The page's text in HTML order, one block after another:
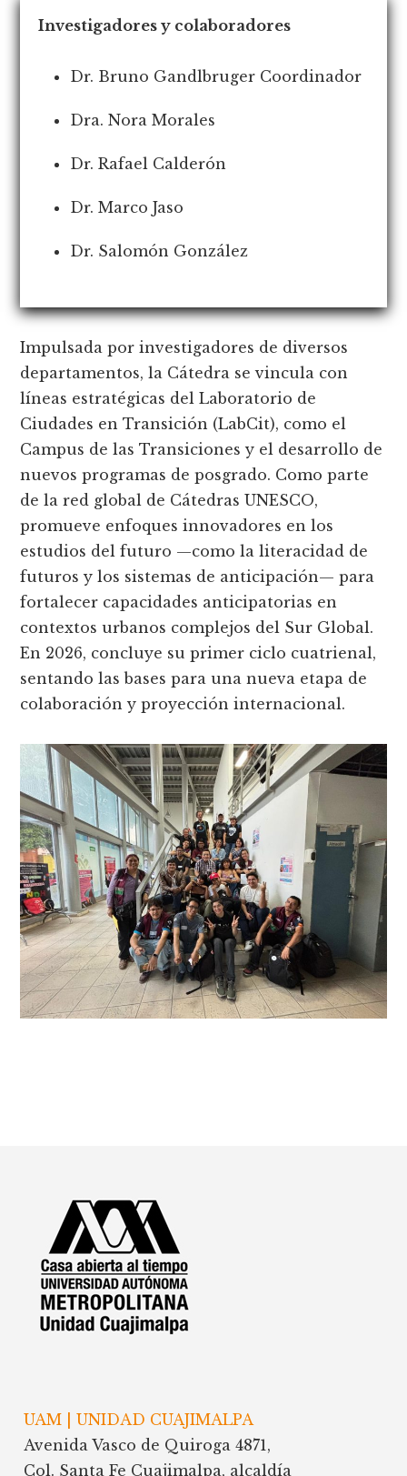
Investigadores y colaboradores
Dr. Bruno Gandlbruger Coordinador
Dra. Nora Morales
Dr. Rafael Calderón
Dr. Marco Jaso
Dr. Salomón González
Impulsada por investigadores de diversos
departamentos, la Cátedra se vincula con
líneas estratégicas del Laboratorio de
Ciudades en Transición (LabCit), como el
Campus de las Transiciones y el desarrollo de
nuevos programas de posgrado. Como parte
de la red global de Cátedras UNESCO,
promueve enfoques innovadores en los
estudios del futuro —como la literacidad de
futuros y los sistemas de anticipación— para
fortalecer capacidades anticipatorias en
contextos urbanos complejos del Sur Global.
En 2026, concluye su primer ciclo cuatrienal,
sentando las bases para una nueva etapa de
colaboración y proyección internacional.
UAM | UNIDAD CUAJIMALPA
Avenida Vasco de Quiroga 4871,
Col. Santa Fe Cuajimalpa, alcaldía